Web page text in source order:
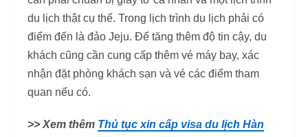
du lịch thật cụ thể. Trong lịch trình du lịch phải có
điểm đến là đảo Jeju. Để tăng thêm độ tin cậy, du
khách cũng cần cung cấp thêm vé máy bay, xác
nhận đặt phòng khách sạn và vé các điểm tham
quan nếu có.
>> Xem thêm Thủ tục xin cấp visa du lịch Hàn